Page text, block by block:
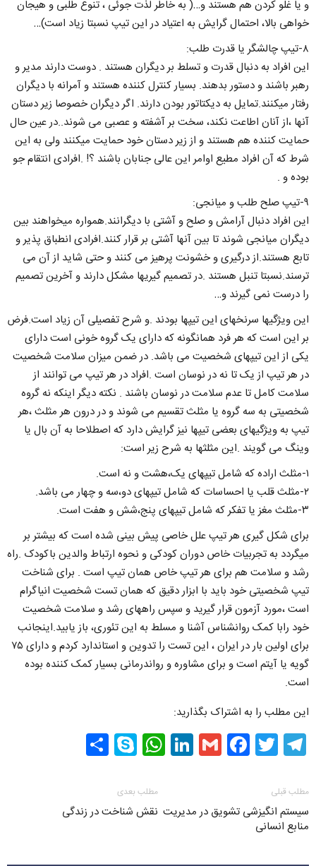
و یا غلو کردن هم هستند و…( به خاطر لذت جوئی ، تنوع طلبی و هیجان
خواهی بالا، احتمال گرایش به اعتیاد در این تیپ نسبتا زیاد است)…
۸-تیپ چالشگر یا قدرت طلب:
این افراد به دنبال قدرت و تسلط بر دیگران هستند . دوست دارند مدیر و
رهبر باشند و دستور بدهند. بسیار کنترل کننده هستند و آمرانه با دیگران
رفتار میکنند.تمایل به دیکتاتور بودن دارند. اگر دیگران خصوصا زیر دستان
آنها ،از آنان اطاعت نکند، سخت بر آشفته و عصبی می شوند..در عین حال
حمایت کننده هم هستند و از زیر دستان خود حمایت میکنند ولی به این
شرط که آن افراد مطیع اوامر این عالی جنابان باشند ؟! .افرادی انتقام جو
بوده و .
۹-تیپ صلح طلب و میانجی:
این افراد دنبال آرامش و صلح و آشتی با دیگرانند.همواره میخواهند بین
دیگران میانجی شوند تا بین آنها آشتی بر قرار کنند.افرادی انطباق پذیر و
تابع هستند.از درگیری و خشونت پرهیز می کنند و حتی شاید از آن می
ترسند.نسبتا تنبل هستند .در تصمیم گیریها مشکل دارند و آخرین تصمیم
را درست نمی گیرند و…
این ویژگیها سرنخهای این تیپها بودند .و شرح تفصیلی آن زیاد است.فرض
بر این است که هر فرد همانگونه که دارای یک گروه خونی است دارای
یکی از این تیپهای شخصیت می باشد. در ضمن میزان سلامت شخصیت
در هر تیپ از یک تا نه در نوسان است .افراد در هر تیپ می توانند از
سلامت کامل تا عدم سلامت در نوسان باشند . نکته دیگر اینکه نه گروه
شخصیتی به سه گروه یا مثلث تقسیم می شوند و در درون هر مثلث ،هر
تیپ به ویژگیهای بعضی تیپها نیز گرایش دارد که اصطلاحا به آن بال یا
وینگ می گویند .این مثلثها به شرح زیر است:
۱-مثلث اراده که شامل تیپهای یک،هشت و نه است.
۲-مثلث قلب یا احساسات که شامل تیپهای دو،سه و چهار می باشد.
۳-مثلث مغز یا تفکر که شامل تیپهای پنج،شش و هفت است.
برای شکل گیری هر تیپ علل خاصی پیش بینی شده است که بیشتر بر
میگردد به تجربیات خاص دوران کودکی و نحوه ارتباط والدین باکودک .راه
رشد و سلامت هم برای هر تیپ خاص همان تیپ است . برای شناخت
تیپ شخصیتی خود باید با ابزار دقیق که همان تست شخصیت انیاگرام
است ،مورد آزمون قرار گیرید و سپس راههای رشد و سلامت شخصیت
خود رابا کمک روانشناس آشنا و مسلط به این تئوری، باز یابید.اینجانب
برای اولین بار در ایران ، این تست را تدوین و استاندارد کردم و دارای ۷۵
گویه یا آیتم است و برای مشاوره و رواندرمانی بسیار کمک کننده بوده
است.
این مطلب را به اشتراک بگذارید:
Telegram
Twitter
Facebook
Gmail
LinkedIn
WhatsApp
Skype
مطلب قبلی
سیستم انگیزشی تشویق در مدیریت
منابع انسانی
مطلب بعدی
نقش شناخت در زندگی